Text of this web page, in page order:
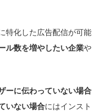
特化した広告配信が可能
ル数を増やしたい企業や
ーに伝わっていない場合
いない場合にはインスト